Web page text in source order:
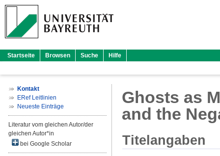
Startseite Browsen Suche Hilfe
Kontakt
ERef Leitlinien
Neueste Einträge
Literatur vom gleichen Autor/der
gleichen Autor*in
bei Google Scholar
Ghosts as
and the
Titelangaben